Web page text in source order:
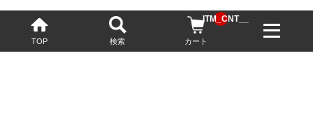
TOP 検索 カート
__ITM_CNT__